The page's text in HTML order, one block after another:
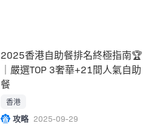
2025香港自助餐排名終極指南🏆
｜嚴選TOP 3奢華+21間人氣自助
餐
香港
攻略 2025-09-29